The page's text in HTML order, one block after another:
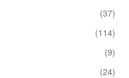
(37)
(114)
(9)
(24)